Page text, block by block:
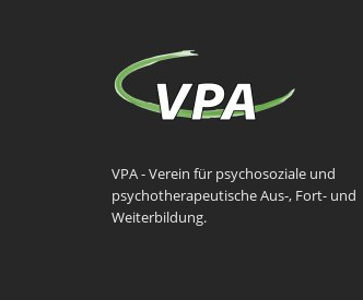
VPA - Verein für psychosoziale und
psychotherapeutische Aus-, Fort- und
Weiterbildung.